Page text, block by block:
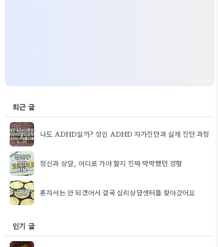
최근 글
나도 ADHD일까? 성인 ADHD 자가진단과 실제 진단 과정
정신과 상담, 어디로 가야 할지 진짜 막막했던 경험
혼자서는 안 되겠어서 결국 심리상담센터를 찾아갔어요
인기 글